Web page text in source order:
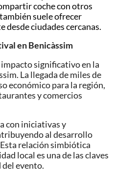
coche con otros
suele ofrecer
desde ciudades cercanas.
en Benicàssim
significativo en la
La llegada de miles de
económico para la región,
y comercios
con iniciativas y
al desarrollo
relación simbiótica
local es una de las claves
evento.